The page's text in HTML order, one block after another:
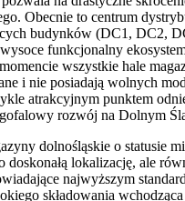
Obecnie to centrum
budynków (DC1, DC2,
funkcjonalny
wszystkie hale
i nie posiadają wolnych
atrakcyjnym punktem
rozwój na Dolnym
dolnośląskie o statusie
doskonałą lokalizację, ale
najwyższym
składowania